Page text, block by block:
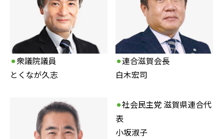
⚫︎衆議院議員
とくなが久志
⚫︎連合滋賀会長
白木宏司
⚫︎社会民主党 滋賀県連合代
表
小坂淑子